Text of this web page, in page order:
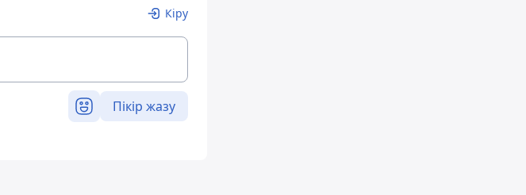
Кіру
Пікір жазу